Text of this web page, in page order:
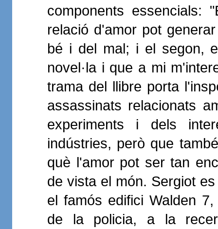
components
relació d'amor pot
bé i del mal; i el segon,
novel·la i que a mi
trama del llibre porta
assassinats relacionats
experiments i dels
indústries, però que
què l'amor pot ser tan
de vista el món. Sergiot
el famós edifici Walden
de la policia, a la